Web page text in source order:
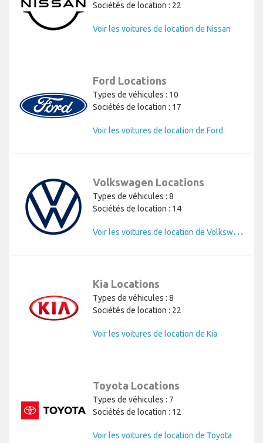
Sociétés de location : 22
Voir les voitures de location de Nissan
Ford Locations
Types de véhicules : 10
Sociétés de location : 17
Voir les voitures de location de Ford
Volkswagen Locations
Types de véhicules : 8
Sociétés de location : 14
V
oir les voitures de location de Volkswagen
Kia Locations
Types de véhicules : 8
Sociétés de location : 22
Voir les voitures de location de Kia
Toyota Locations
Types de véhicules : 7
Sociétés de location : 12
Voir les voitures de location de Toyota